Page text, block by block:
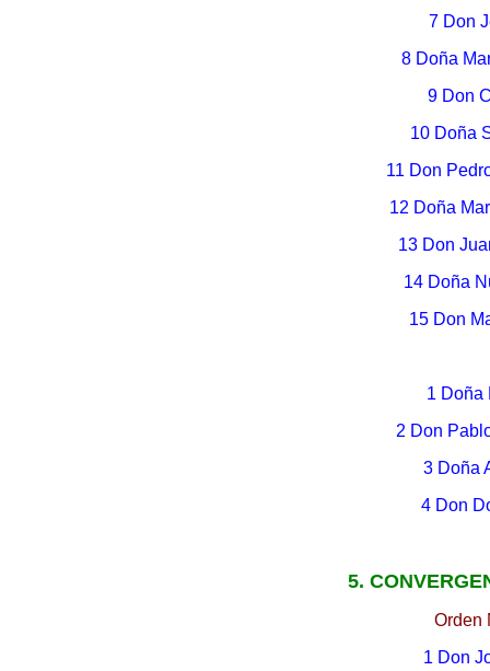
7 Don
8 Doña
9 Don
10 Doña
11 Don
12 Doña
13 Don
14 Doña
15 Don
1 Doña
2 Don
3 Doña
4 Don
5.
Orden
1 Don